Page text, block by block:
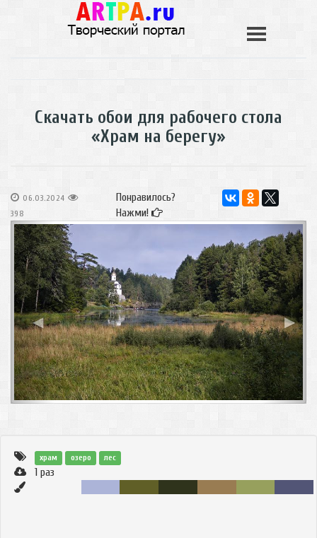
Скачать обои для рабочего стола
«Храм на берегу»
06.03.2024
398
Понравилось?
Нажми!
◀ ▶
храм озеро лес
1 раз